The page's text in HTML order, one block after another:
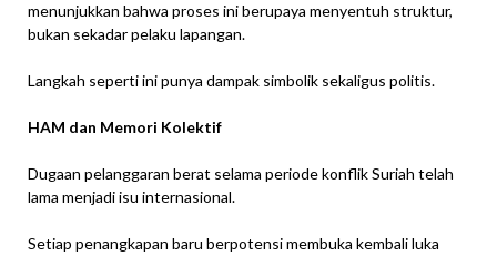
menunjukkan bahwa proses ini berupaya menyentuh struktur,
bukan sekadar pelaku lapangan.
Langkah seperti ini punya dampak simbolik sekaligus politis.
HAM dan Memori Kolektif
Dugaan pelanggaran berat selama periode konflik Suriah telah
lama menjadi isu internasional.
Setiap penangkapan baru berpotensi membuka kembali luka